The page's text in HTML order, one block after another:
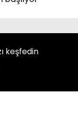
keşfedin